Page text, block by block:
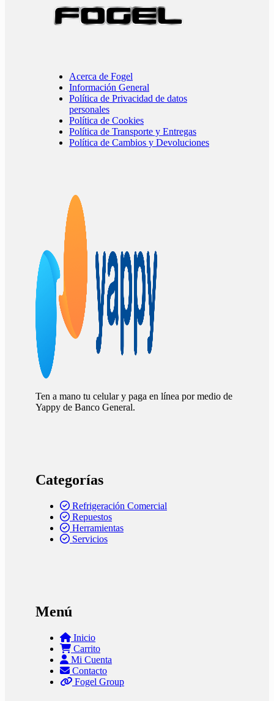
Acerca de Fogel
Información General
Política de Privacidad de datos
personales
Política de Cookies
Política de Transporte y Entregas
Política de Cambios y Devoluciones
Ten a mano tu celular y paga en línea por medio de
Yappy de Banco General.
Categorías
Refrigeración Comercial
Repuestos
Herramientas
Servicios
Menú
Inicio
Carrito
Mi Cuenta
Contacto
Fogel Group